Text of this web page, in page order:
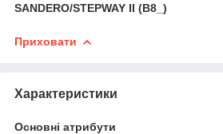
SANDERO/STEPWAY II (B8_)
Приховати
Характеристики
Основні атрибути